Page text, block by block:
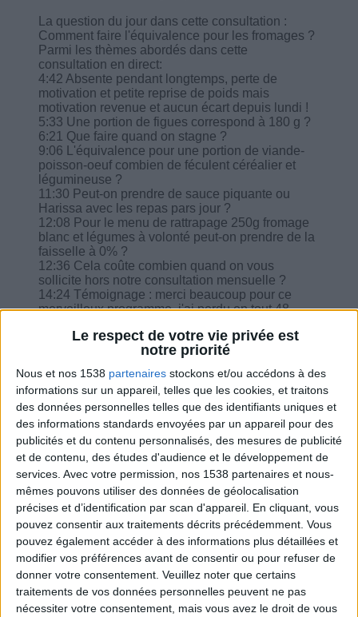
Le respect de votre vie privée est
notre priorité
Nous et nos 1538 partenaires stockons et/ou accédons à des
informations sur un appareil, telles que les cookies, et traitons
des données personnelles telles que des identifiants uniques et
des informations standards envoyées par un appareil pour des
publicités et du contenu personnalisés, des mesures de publicité
et de contenu, des études d'audience et le développement de
services. Avec votre permission, nos 1538 partenaires et nous-
mêmes pouvons utiliser des données de géolocalisation
précises et d’identification par scan d'appareil. En cliquant, vous
pouvez consentir aux traitements décrits précédemment. Vous
pouvez également accéder à des informations plus détaillées et
modifier vos préférences avant de consentir ou pour refuser de
donner votre consentement. Veuillez noter que certains
traitements de vos données personnelles peuvent ne pas
nécessiter votre consentement, mais vous avez le droit de vous
La question du jour dans cette consultation :
Comment faire l'équivalence pour les fromages ?
Parmi les thèmes abordés dans cette
consultation en direct:
4:42 Absente pendant longtemps, perte de
motivation et petite reprise de poids mais
motivation revenue et aucun écart depuis lundi !
5:33 Une portion de figues correspond à 180 g ?
6:21 Que faire quand on stagne ?
9:06 L'équivalence pour une portion de viande-
poisson-oeuf combien de féculent céréalier et
légumineuse ?
11:30 Peut-on prendre de sauce piquante ou
Harissa avec les repas pars jour ?
12:08 Pour le menu de rattrapage 250g fromage
blanc et légumes à volonté peut-on prendre de la
faisselle à 0% ?
12:36 Cela coûte combien quand on vous
sollicite hors notre consultation mensuelle ?
14:24 Témoignage : merci beaucoup pour ce
merveilleux programme, j'ai perdu en tout 48
15:29 Au petit déjeuner je ne trouve pas
d'équivalence pour 1 portion de fromage à tartiner
style la vache qui rit ?
16:00 Comment comptabiliser 1/2 pain au
chocolat de la boulangerie mangé au petit déj ?
16:48 Bien repris le programme cette semaine,
j'appréhende le week-end.
19:05 Pour un fromage de brebis, combien si je
supprime la viande ?
20:21 J'ai été hospitalisé pour problèmes
cardiaque et respiratoire, je n'ai pas faim mais je
suis déjà en menu fractionner, comment dois-je
gérer ?
Combien de kilos souhaitez-vous perdre ?